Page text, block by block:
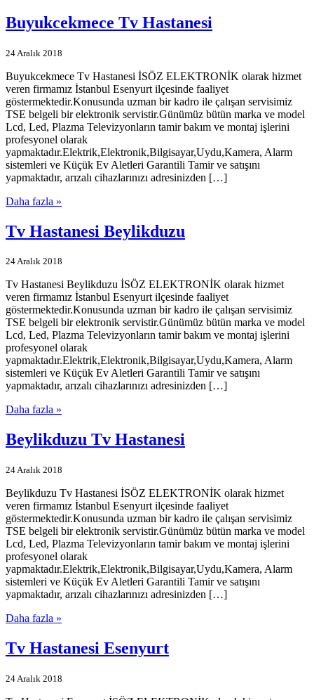
Buyukcekmece Tv Hastanesi
24 Aralık 2018
Buyukcekmece Tv Hastanesi İSÖZ ELEKTRONİK olarak hizmet
veren firmamız İstanbul Esenyurt ilçesinde faaliyet
göstermektedir.Konusunda uzman bir kadro ile çalışan servisimiz
TSE belgeli bir elektronik servistir.Günümüz bütün marka ve model
Lcd, Led, Plazma Televizyonların tamir bakım ve montaj işlerini
profesyonel olarak
yapmaktadır.Elektrik,Elektronik,Bilgisayar,Uydu,Kamera, Alarm
sistemleri ve Küçük Ev Aletleri Garantili Tamir ve satışını
yapmaktadır, arızalı cihazlarınızı adresinizden […]
Daha fazla »
Tv Hastanesi Beylikduzu
24 Aralık 2018
Tv Hastanesi Beylikduzu İSÖZ ELEKTRONİK olarak hizmet
veren firmamız İstanbul Esenyurt ilçesinde faaliyet
göstermektedir.Konusunda uzman bir kadro ile çalışan servisimiz
TSE belgeli bir elektronik servistir.Günümüz bütün marka ve model
Lcd, Led, Plazma Televizyonların tamir bakım ve montaj işlerini
profesyonel olarak
yapmaktadır.Elektrik,Elektronik,Bilgisayar,Uydu,Kamera, Alarm
sistemleri ve Küçük Ev Aletleri Garantili Tamir ve satışını
yapmaktadır, arızalı cihazlarınızı adresinizden […]
Daha fazla »
Beylikduzu Tv Hastanesi
24 Aralık 2018
Beylikduzu Tv Hastanesi İSÖZ ELEKTRONİK olarak hizmet
veren firmamız İstanbul Esenyurt ilçesinde faaliyet
göstermektedir.Konusunda uzman bir kadro ile çalışan servisimiz
TSE belgeli bir elektronik servistir.Günümüz bütün marka ve model
Lcd, Led, Plazma Televizyonların tamir bakım ve montaj işlerini
profesyonel olarak
yapmaktadır.Elektrik,Elektronik,Bilgisayar,Uydu,Kamera, Alarm
sistemleri ve Küçük Ev Aletleri Garantili Tamir ve satışını
yapmaktadır, arızalı cihazlarınızı adresinizden […]
Daha fazla »
Tv Hastanesi Esenyurt
24 Aralık 2018